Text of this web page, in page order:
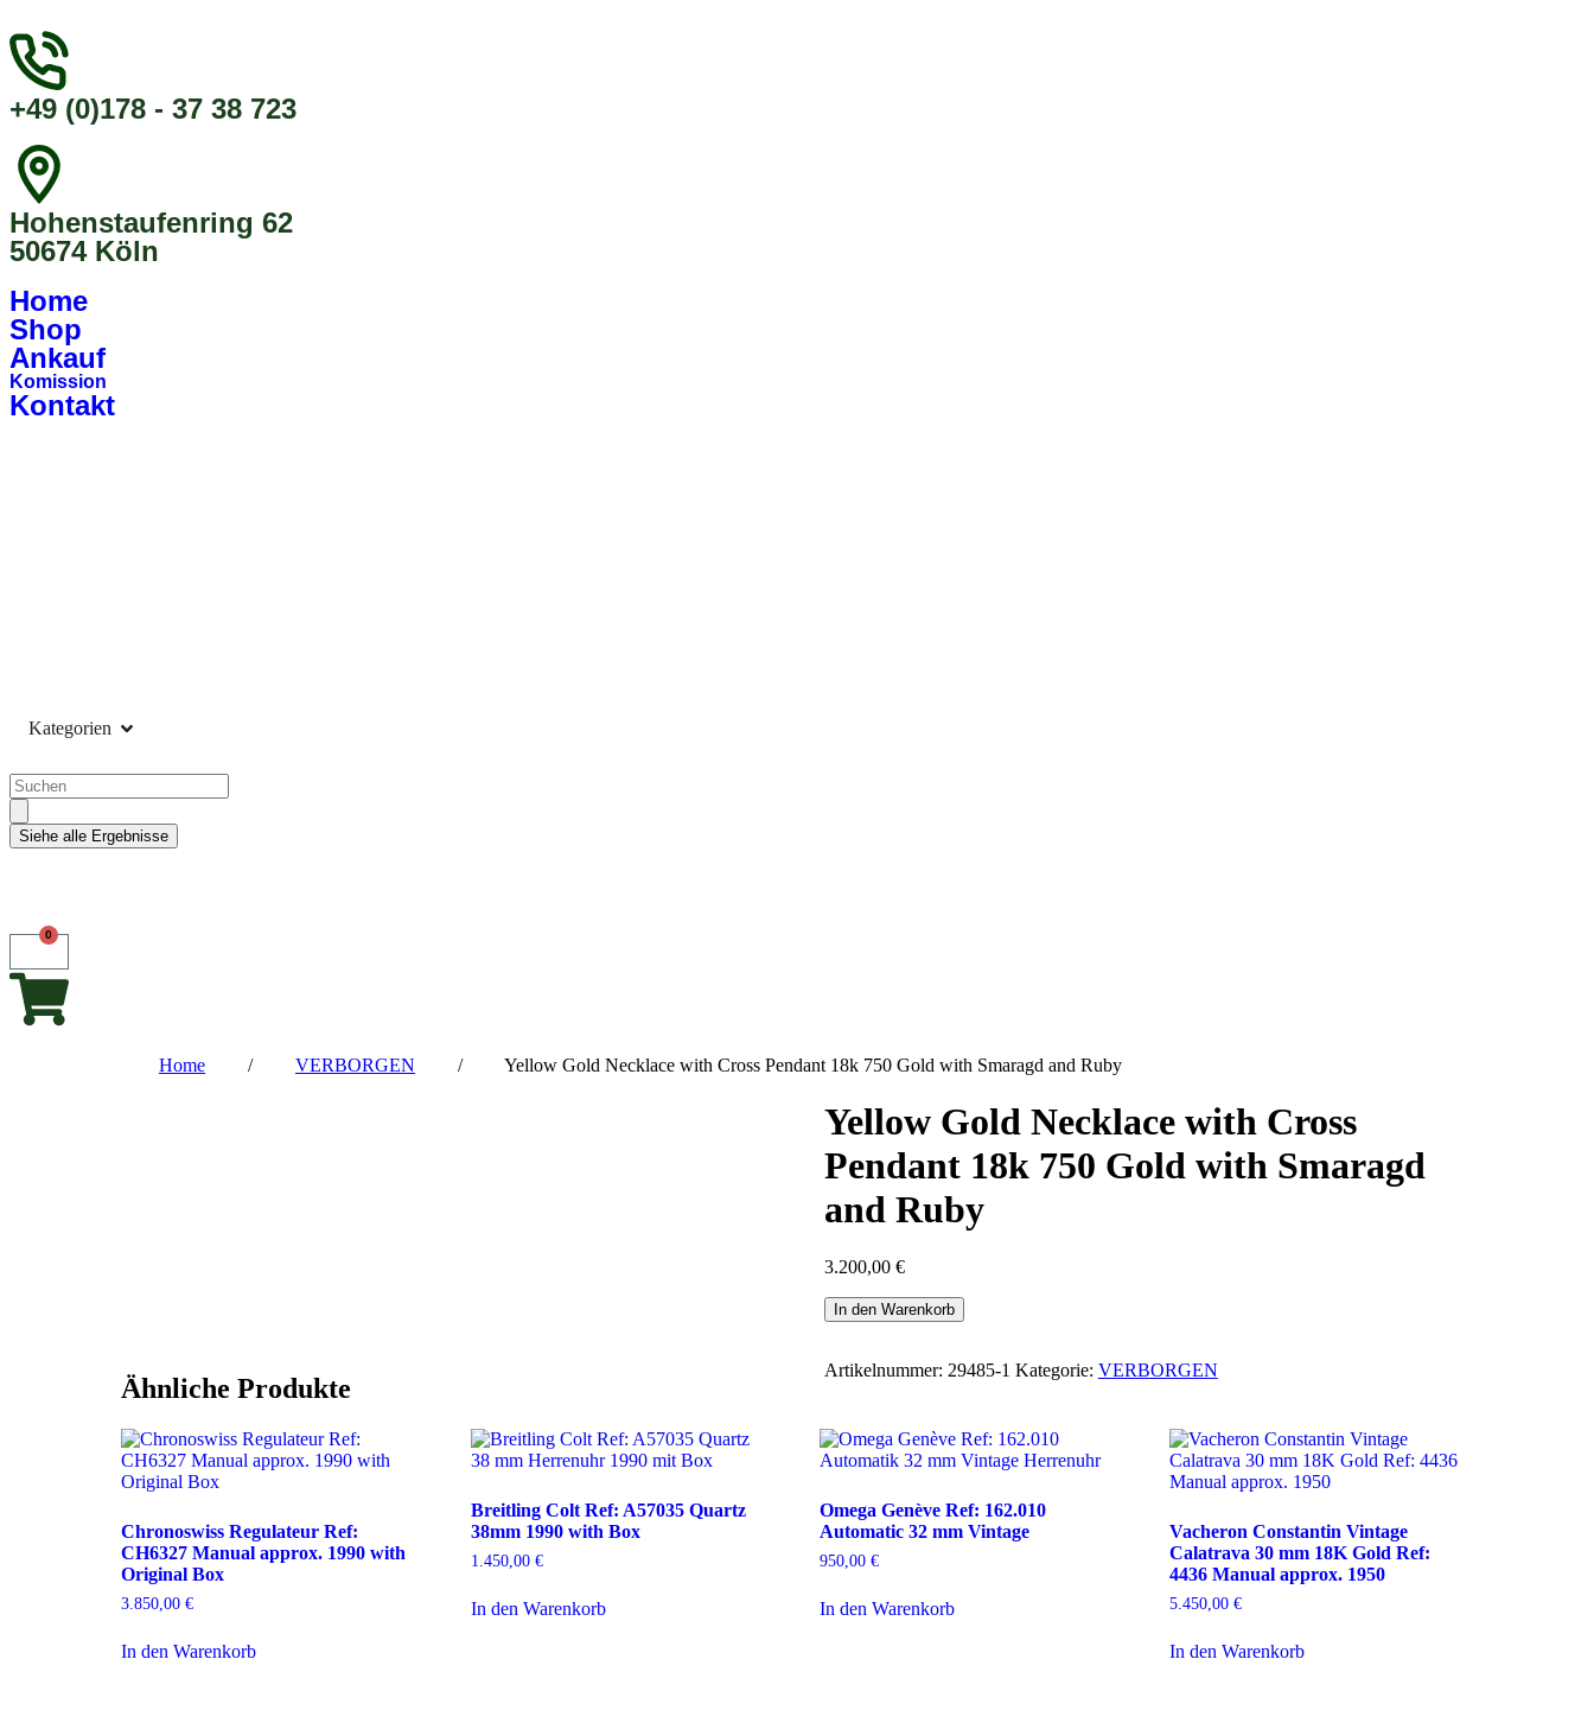
+49 (0)178 - 37 38 723
Hohenstaufenring 62
50674 Köln
Home
Shop
Ankauf
Komission
Kontakt
Kategorien
Siehe alle Ergebnisse
0
Home ‎ ‎ ‎ ‎ ‎ ‎ ‎ ‎ ‎/ ‎ ‎ ‎ ‎ ‎ ‎ ‎ ‎ VERBORGEN ‎ ‎ ‎ ‎ ‎ ‎ ‎ ‎ ‎/ ‎ ‎ ‎ ‎ ‎ ‎ ‎ ‎ Yellow Gold Necklace with Cross Pendant 18k 750 Gold with Smaragd and Ruby ‎ ‎ ‎ ‎ ‎ ‎ ‎ ‎
Yellow Gold Necklace with Cross
Pendant 18k 750 Gold with Smaragd
and Ruby
3.200,00 €
In den Warenkorb
Artikelnummer: 29485-1 Kategorie: VERBORGEN
Ähnliche Produkte
Chronoswiss Regulateur Ref:
CH6327 Manual approx. 1990 with
Original Box
3.850,00 €
In den Warenkorb
Breitling Colt Ref: A57035 Quartz
38mm 1990 with Box
1.450,00 €
In den Warenkorb
Omega Genève Ref: 162.010
Automatic 32 mm Vintage
950,00€
In den Warenkorb
Vacheron Constantin Vintage
Calatrava 30 mm 18K Gold Ref:
4436 Manual approx. 1950
5.450,00€
In den Warenkorb